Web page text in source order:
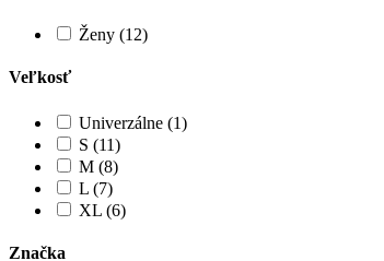
Ženy (12)
Veľkosť
Univerzálne (1)
S (11)
M (8)
L (7)
XL (6)
Značka